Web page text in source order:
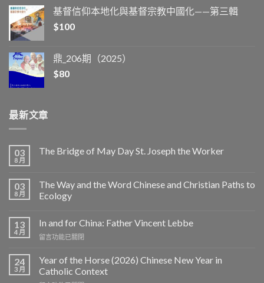
基督信仰本地化與基督宗教中國化——第三輯
$100
鼎_206期（2025）
$80
最新文章
03
8 月
The Bridge of May Day St. Joseph the Worker
03
8 月
The Way and the Word Chinese and Christian Paths to
Ecology
13
4 月
In and for China: Father Vincent Lebbe
在
and
for
China:
留言功能已關閉
24
3 月
Year of the Horse (2026) Chinese New Year in
Catholic Context